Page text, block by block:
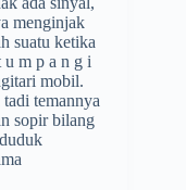
menginjak
suatu ketika
u m p a n g i
mobil.
temannya
sopir bilang